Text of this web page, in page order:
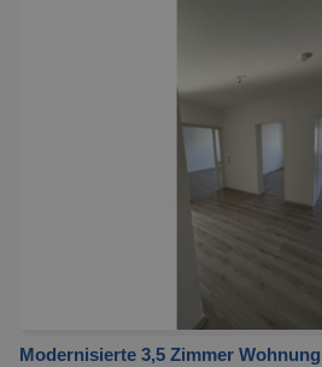
Modernisierte 3,5 Zimmer